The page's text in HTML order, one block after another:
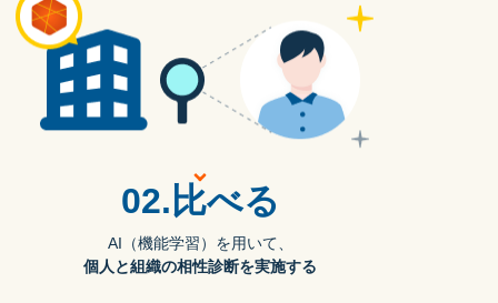
02.比べる
AI（機能学習）を用いて、
個人と組織の相性診断を実施する